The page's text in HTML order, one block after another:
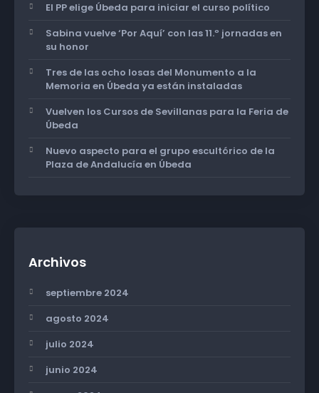
El PP elige Úbeda para iniciar el curso político
Sabina vuelve ‘Por Aquí’ con las 11.º jornadas en
su honor
Tres de las ocho losas del Monumento a la
Memoria en Úbeda ya están instaladas
Vuelven los Cursos de Sevillanas para la Feria de
Úbeda
Nuevo aspecto para el grupo escultórico de la
Plaza de Andalucía en Úbeda
Archivos
septiembre 2024
agosto 2024
julio 2024
junio 2024